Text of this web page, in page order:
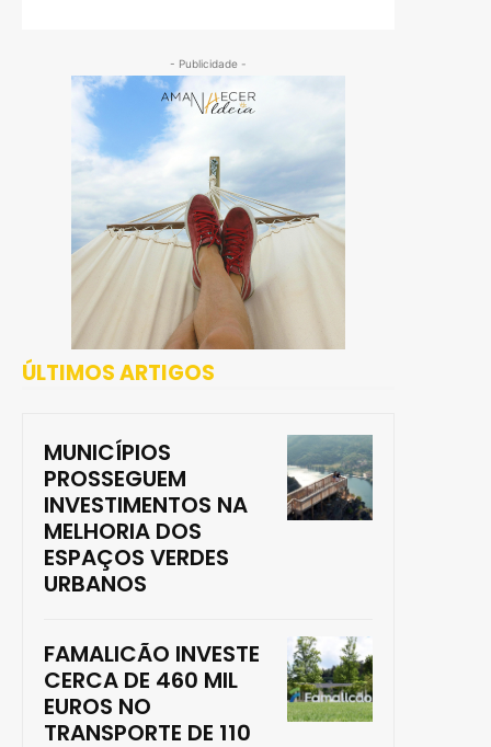
- Publicidade -
ÚLTIMOS ARTIGOS
MUNICÍPIOS
PROSSEGUEM
INVESTIMENTOS NA
MELHORIA DOS
ESPAÇOS VERDES
URBANOS
FAMALICÃO INVESTE
CERCA DE 460 MIL
EUROS NO
TRANSPORTE DE 110